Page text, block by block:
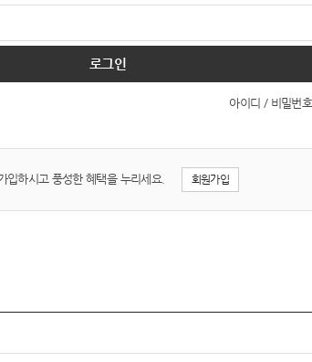
로그인
아이디 / 비밀번
입하시고 풍성한 혜택을 누리세요. 회원가입